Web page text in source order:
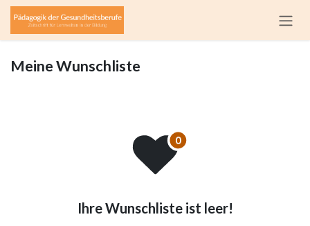
Zum Inhalt springen
Meine Wunschliste
Ihre Wunschliste ist leer!